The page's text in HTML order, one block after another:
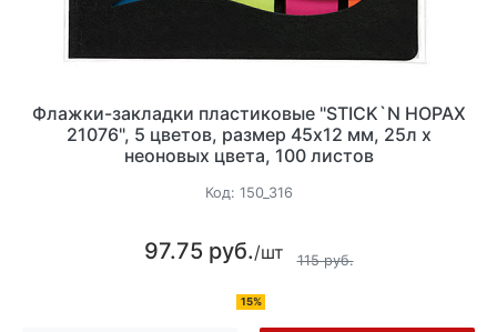
Флажки-закладки пластиковые "STICK`N HOPAX
21076", 5 цветов, размер 45х12 мм, 25л х
неоновых цвета, 100 листов
Код: 150_316
97.75 руб./шт 115 руб.
15%